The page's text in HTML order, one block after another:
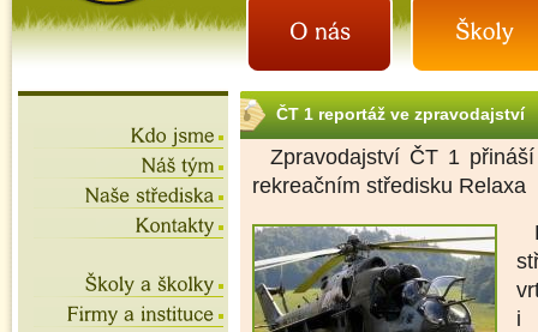
ČT 1 reportáž ve zpravodajství
Zpravodajství ČT 1
rekreačním středisku Relaxa
i